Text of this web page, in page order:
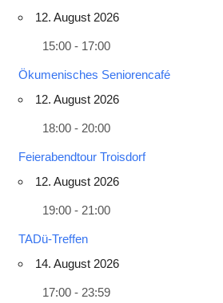
12. August 2026
15:00 - 17:00
Ökumenisches Seniorencafé
12. August 2026
18:00 - 20:00
Feierabendtour Troisdorf
12. August 2026
19:00 - 21:00
TADü-Treffen
14. August 2026
17:00 - 23:59